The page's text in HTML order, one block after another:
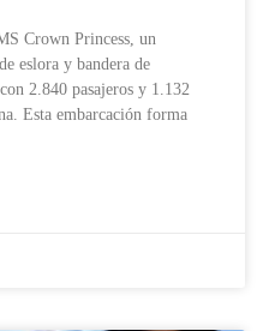
Crown Princess, un
eslora y bandera de
2.840 pasajeros y 1.132
Esta embarcación forma